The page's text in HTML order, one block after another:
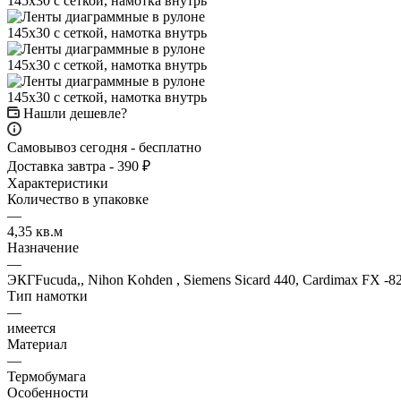
Нашли дешевле?
Самовывоз сегодня - бесплатно
Доставка завтра - 390 ₽
Характеристики
Количество в упаковке
—
4,35 кв.м
Назначение
—
ЭКГFucuda,, Nihon Kohden , Siemens Sicard 440, Cardimax FX -
Тип намотки
—
имеется
Материал
—
Термобумага
Особенности